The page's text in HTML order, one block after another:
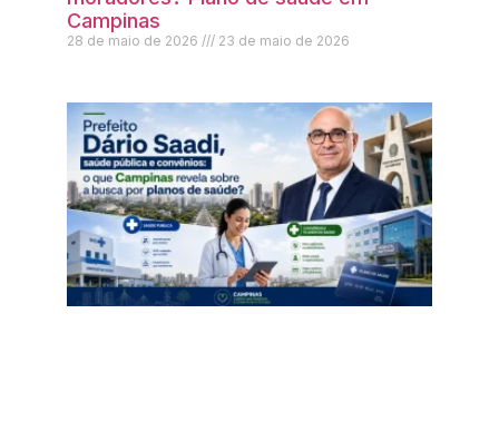
Campinas
28 de maio de 2026 23 de maio de 2026